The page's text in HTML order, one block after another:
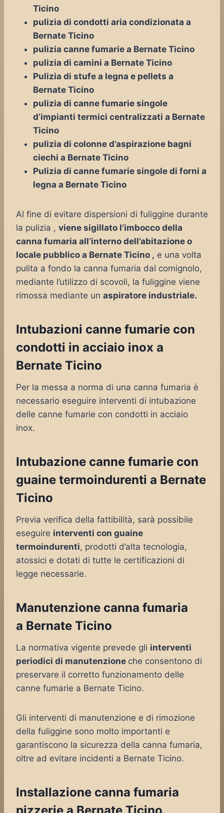
Ticino
pulizia di condotti aria condizionata a
Bernate Ticino
pulizia canne fumarie a Bernate Ticino
pulizia di camini a Bernate Ticino
Pulizia di stufe a legna e pellets a
Bernate Ticino
pulizia di canne fumarie singole
d’impianti termici centralizzati a Bernate
Ticino
pulizia di colonne d’aspirazione bagni
ciechi a Bernate Ticino
Pulizia di canne fumarie singole di forni a
legna a Bernate Ticino
Al fine di evitare dispersioni di fuliggine durante
la pulizia , viene sigillato l’imbocco della
canna fumaria all’interno dell’abitazione o
locale pubblico a Bernate Ticino , e una volta
pulita a fondo la canna fumaria dal comignolo,
mediante l’utilizzo di scovoli, la fuliggine viene
rimossa mediante un aspiratore industriale.
Intubazioni canne fumarie con
condotti in acciaio inox a
Bernate Ticino
Per la messa a norma di una canna fumaria è
necessario eseguire interventi di intubazione
delle canne fumarie con condotti in acciaio
inox.
Intubazione canne fumarie con
guaine termoindurenti a Bernate
Ticino
Previa verifica della fattibilità, sarà possibile
eseguire interventi con guaine
termoindurenti, prodotti d’alta tecnologia,
atossici e dotati di tutte le certificazioni di
legge necessarie.
Manutenzione canna fumaria
a Bernate Ticino
La normativa vigente prevede gli interventi
periodici di manutenzione che consentono di
preservare il corretto funzionamento delle
canne fumarie a Bernate Ticino.
Gli interventi di manutenzione e di rimozione
della fuliggine sono molto importanti e
garantiscono la sicurezza della canna fumaria,
oltre ad evitare incidenti a Bernate Ticino.
Installazione canna fumaria